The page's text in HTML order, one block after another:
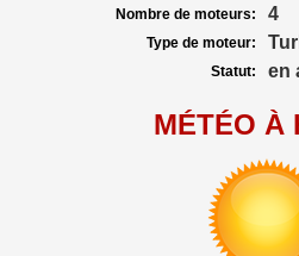
Nombre de moteurs: 4
Type de moteur:
Statut: en
MÉTÉO À